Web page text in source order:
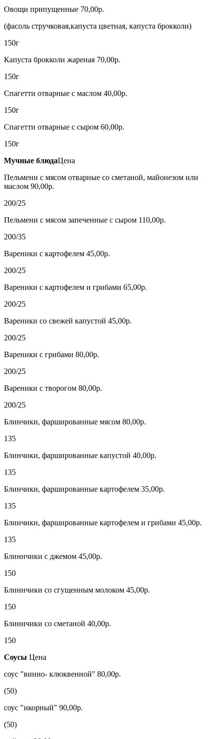
Овощи припущенные 70,00р.
(фасоль стручковая,капуста цветная, капуста брокколи)
150г
Капуста брокколи жареная 70,00р.
150г
Спагетти отварные с маслом 40,00р.
150г
Спагетти отварные с сыром 60,00р.
150г
Мучные блюдаЦена
Пельмени с мясом отварные со сметаной, майонезом или
маслом 90,00р.
200/25
Пельмени с мясом запеченные с сыром 110,00р.
200/35
Вареники с картофелем 45,00р.
200/25
Вареники с картофелем и грибами 65,00р.
200/25
Вареники со свежей капустой 45,00р.
200/25
Вареники с грибами 80,00р.
200/25
Вареники с творогом 80,00р.
200/25
Блинчики, фаршированные мясом 80,00р.
135
Блинчики, фаршированные капустой 40,00р.
135
Блинчики, фаршированные картофелем 35,00р.
135
Блинчики, фаршированные картофелем и грибами 45,00р.
135
Блиннчики с джемом 45,00р.
150
Блиннчики со сгущенным молоком 45,00р.
150
Блиннчики со сметаной 40,00р.
150
Соусы Цена
соус "винно- клюквенной" 80,00р.
(50)
соус "икорный" 90,00р.
(50)